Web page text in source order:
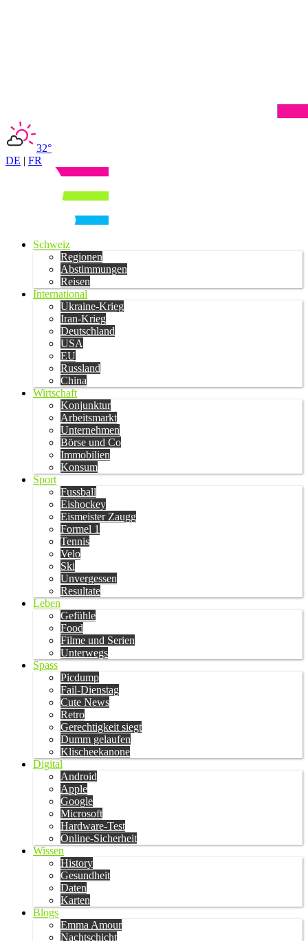
32°
DE | FR
Schweiz
Regionen
Abstimmungen
Reisen
International
Ukraine-Krieg
Iran-Krieg
Deutschland
USA
EU
Russland
China
Wirtschaft
Konjunktur
Arbeitsmarkt
Unternehmen
Börse und Co
Immobilien
Konsum
Sport
Fussball
Eishockey
Eismeister Zaugg
Formel 1
Tennis
Velo
Ski
Unvergessen
Resultate
Leben
Gefühle
Food
Filme und Serien
Unterwegs
Spass
Picdump
Fail-Dienstag
Cute News
Retro
Gerechtigkeit siegt
Dumm gelaufen
Klischeekanone
Digital
Android
Apple
Google
Microsoft
Hardware-Test
Online-Sicherheit
Wissen
History
Gesundheit
Daten
Karten
Blogs
Emma Amour
Nachtschicht